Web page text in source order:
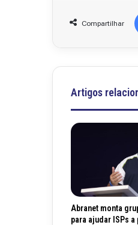
Compartilhar
Artigos
Abranet monta
para ajudar ISPs